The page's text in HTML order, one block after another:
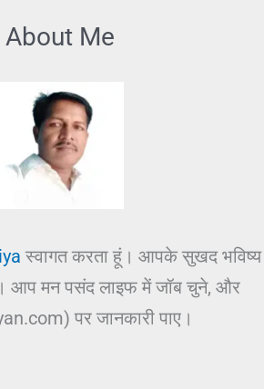
About Me
स्वागत करता हूं। आपके सुखद भविष्य
आप मन पसंद लाइफ में जॉब चुने, और
पर जानकारी पाए।